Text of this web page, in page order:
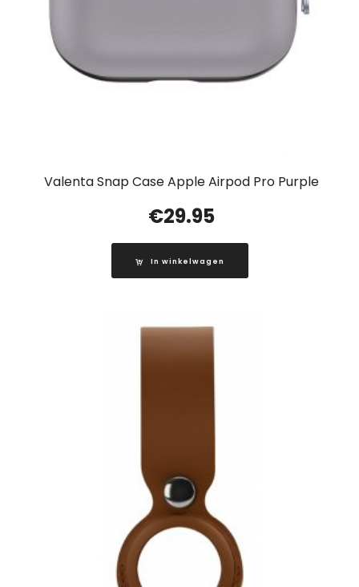
Valenta Snap Case Apple Airpod Pro Purple
€29.95
In winkelwagen